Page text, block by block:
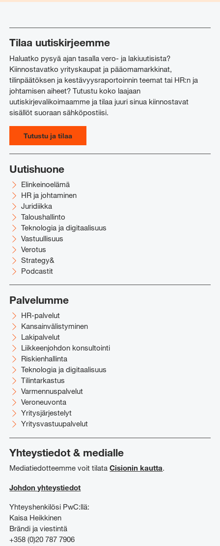
Tilaa uutiskirjeemme
Haluatko pysyä ajan tasalla vero- ja lakiuutisista?
Kiinnostavatko yrityskaupat ja pääomamarkkinat,
tilinpäätöksen ja kestävyysraportoinnin teemat tai HR:n ja
johtamisen aiheet? Tutustu koko laajaan
uutiskirjevalikoimaamme ja tilaa juuri sinua kiinnostavat
sisällöt suoraan sähköpostiisi.
Tutustu ja tilaa
Uutishuone
Elinkeinoelämä
HR ja johtaminen
Juridiikka
Taloushallinto
Teknologia ja digitaalisuus
Vastuullisuus
Verotus
Strategy&
Podcastit
Palvelumme
HR-palvelut
Kansainvälistyminen
Lakipalvelut
Liikkeenjohdon konsultointi
Riskienhallinta
Teknologia ja digitaalisuus
Tilintarkastus
Varmennuspalvelut
Veroneuvonta
Yritysjärjestelyt
Yritysvastuupalvelut
Yhteystiedot & medialle
Mediatiedotteemme voit tilataCisionin kautta.
Johdon yhteystiedot
Yhteyshenkilösi PwC:llä:
Kaisa Heikkinen
Brändi ja viestintä
+358 (0)20 787 7906